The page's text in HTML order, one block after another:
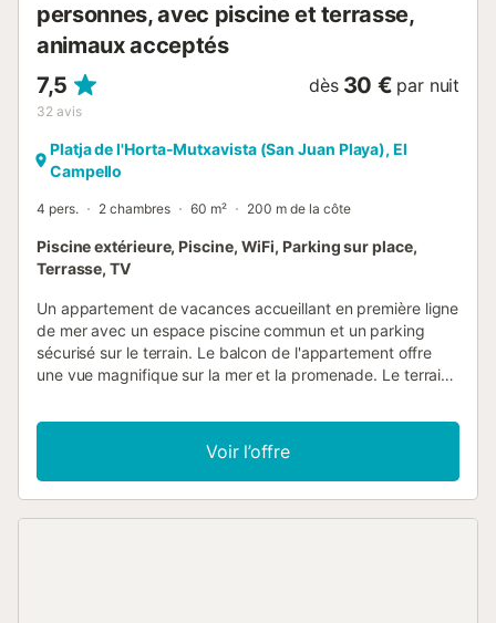
personnes, avec piscine et terrasse,
animaux acceptés
7,5
32 avis
dès 30 € par nuit
Platja de l'Horta-Mutxavista (San Juan Playa), El
Campello
4 pers. 2 chambres 60 m² 200 m de la côte
Piscine extérieure, Piscine, WiFi, Parking sur place,
Terrasse, TV
Un appartement de vacances accueillant en première ligne
de mer avec un espace piscine commun et un parking
sécurisé sur le terrain. Le balcon de l'appartement offre
une vue magnifique sur la mer et la promenade. Le terrain
équipé d'un portail et un concierge est présent. La piscine
commune située juste à côté de l'immeuble dispose de
douches extérieures et de chaises de plage, et depuis le
niveau de la piscine, un escalier privé mène à la plage de
Voir l’offre